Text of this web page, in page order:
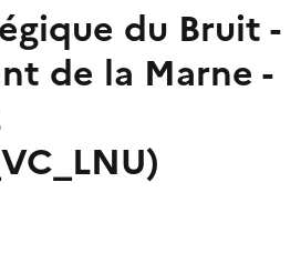
du Bruit -
de la Marne -